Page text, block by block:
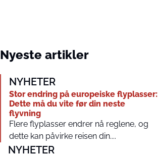
Nyeste artikler
NYHETER
Stor endring på europeiske flyplasser:
Dette må du vite før din neste
flyvning
Flere flyplasser endrer nå reglene, og
dette kan påvirke reisen din....
NYHETER